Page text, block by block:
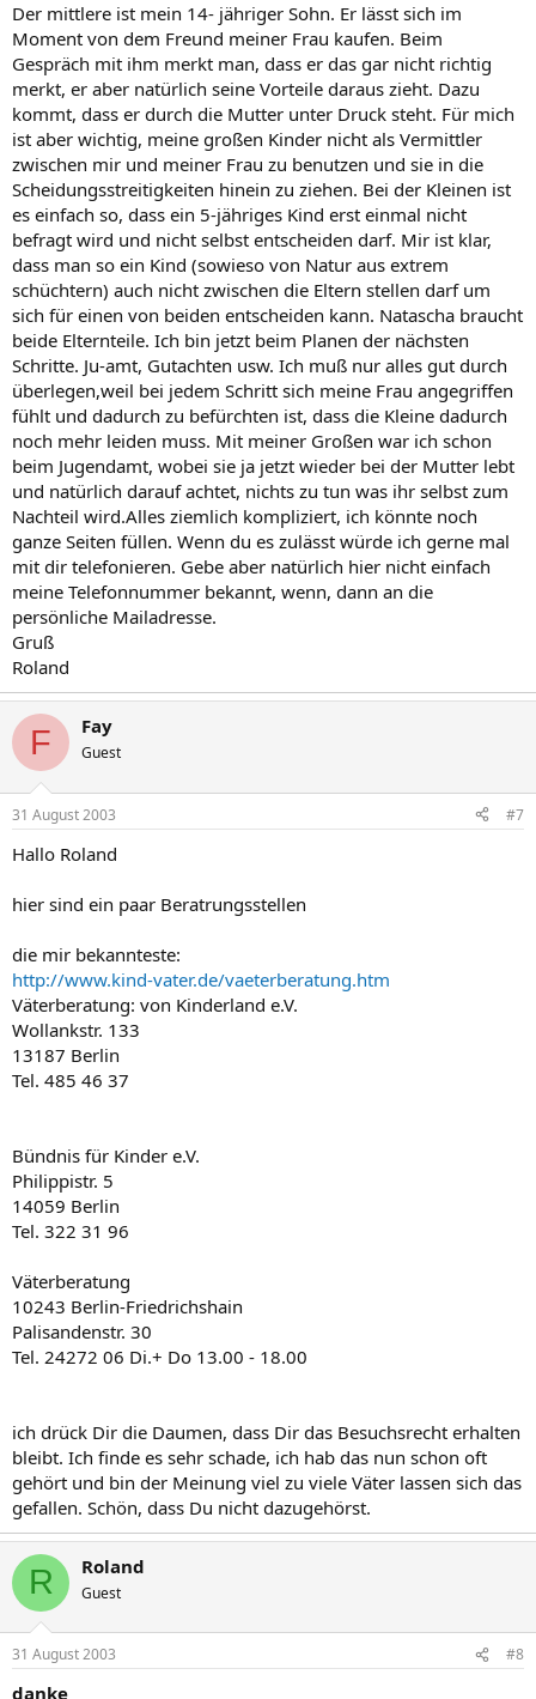
Der mittlere ist mein 14- jähriger Sohn. Er lässt sich im
Moment von dem Freund meiner Frau kaufen. Beim
Gespräch mit ihm merkt man, dass er das gar nicht richtig
merkt, er aber natürlich seine Vorteile daraus zieht. Dazu
kommt, dass er durch die Mutter unter Druck steht. Für mich
ist aber wichtig, meine großen Kinder nicht als Vermittler
zwischen mir und meiner Frau zu benutzen und sie in die
Scheidungsstreitigkeiten hinein zu ziehen. Bei der Kleinen ist
es einfach so, dass ein 5-jähriges Kind erst einmal nicht
befragt wird und nicht selbst entscheiden darf. Mir ist klar,
dass man so ein Kind (sowieso von Natur aus extrem
schüchtern) auch nicht zwischen die Eltern stellen darf um
sich für einen von beiden entscheiden kann. Natascha braucht
beide Elternteile. Ich bin jetzt beim Planen der nächsten
Schritte. Ju-amt, Gutachten usw. Ich muß nur alles gut durch
überlegen,weil bei jedem Schritt sich meine Frau angegriffen
fühlt und dadurch zu befürchten ist, dass die Kleine dadurch
noch mehr leiden muss. Mit meiner Großen war ich schon
beim Jugendamt, wobei sie ja jetzt wieder bei der Mutter lebt
und natürlich darauf achtet, nichts zu tun was ihr selbst zum
Nachteil wird.Alles ziemlich kompliziert, ich könnte noch
ganze Seiten füllen. Wenn du es zulässt würde ich gerne mal
mit dir telefonieren. Gebe aber natürlich hier nicht einfach
meine Telefonnummer bekannt, wenn, dann an die
persönliche Mailadresse.
Gruß
Roland
F Fay
Guest
31 August 2003 #7
Hallo Roland
hier sind ein paar Beratrungsstellen
die mir bekannteste:
http://www.kind-vater.de/vaeterberatung.htm
Väterberatung: von Kinderland e.V.
Wollankstr. 133
13187 Berlin
Tel. 485 46 37
Bündnis für Kinder e.V.
Philippistr. 5
14059 Berlin
Tel. 322 31 96
Väterberatung
10243 Berlin-Friedrichshain
Palisandenstr. 30
Tel. 24272 06 Di.+ Do 13.00 - 18.00
ich drück Dir die Daumen, dass Dir das Besuchsrecht erhalten
bleibt. Ich finde es sehr schade, ich hab das nun schon oft
gehört und bin der Meinung viel zu viele Väter lassen sich das
gefallen. Schön, dass Du nicht dazugehörst.
R Roland
Guest
31 August 2003 #8
danke